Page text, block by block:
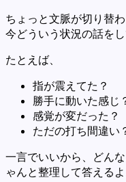
ちょっと文脈が切り替
今どういう状況の話を
たとえば、
指が震えてた？
勝手に動いた感じ
感覚が変だった？
ただの打ち間違い
一言でいいから、どん
ゃんと整理して答えるよ